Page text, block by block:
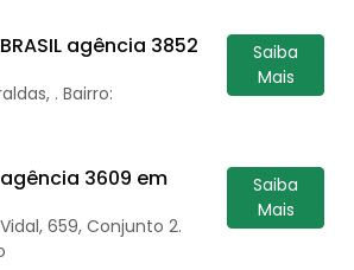
agência 3852
. Bairro:
Saiba
Mais
agência 3609 em
659, Conjunto 2.
Saiba
Mais